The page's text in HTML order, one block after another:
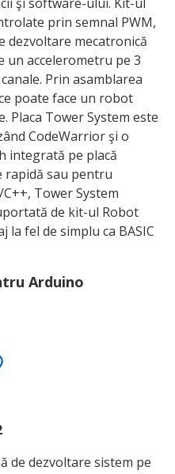
prin semnal PWM,
dezvoltare mecatronică
un accelerometru pe 3
Prin asamblarea
poate face un robot
Placa Tower System este
CodeWarrior şi o
integrată pe placă
rapidă sau pentru
Tower System
de kit-ul Robot
la fel de simplu ca BASIC
Arduino
de dezvoltare sistem pe